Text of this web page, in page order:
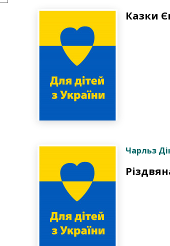
Казки
Чарльз